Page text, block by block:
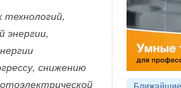
технологий,
энергии,
снижению
100 кВт
— на наземную